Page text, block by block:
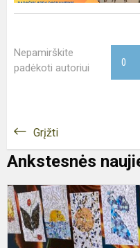
Nepamirškite
padėkoti autoriui
0
Grįžti
Ankstesnės